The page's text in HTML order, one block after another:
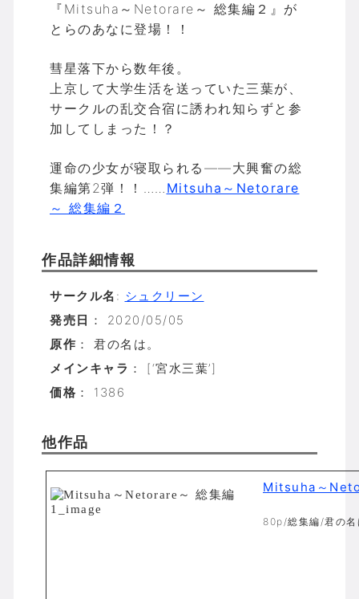
『Mitsuha～Netorare～ 総集編２』が
とらのあなに登場！！
彗星落下から数年後。
上京して大学生活を送っていた三葉が、
サークルの乱交合宿に誘われ知らずと参
加してしまった！？
運命の少女が寝取られる――大興奮の総
集編第2弾！！…… Mitsuha～Netorare
～ 総集編２
作品詳細情報
サークル名 : シュクリーン
発売日 ： 2020/05/05
原作 ： 君の名は。
メインキャラ ： [‘宮水三葉’]
価格 ： 1386
他作品
Mitsuha～
80p/総集編/君の